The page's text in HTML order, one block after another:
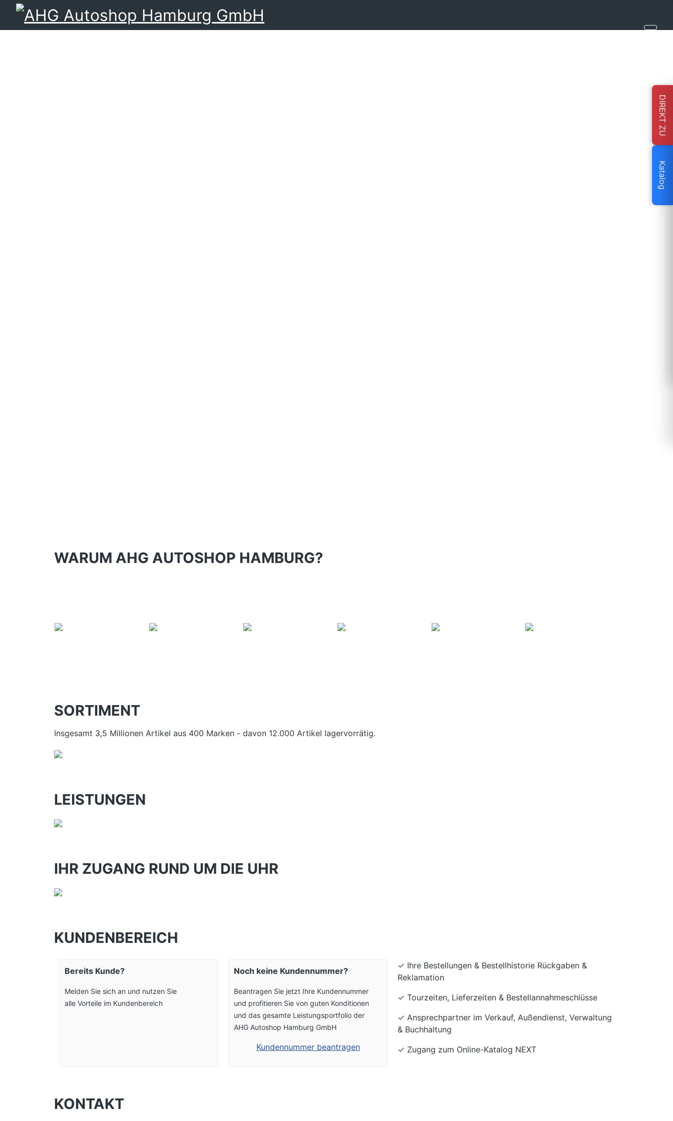
DIREKT ZU
Katalog
WARUM AHG AUTOSHOP HAMBURG?
SORTIMENT
Insgesamt 3,5 Millionen Artikel aus 400 Marken - davon 12.000 Artikel lagervorrätig.
LEISTUNGEN
IHR ZUGANG RUND UM DIE UHR
KUNDENBEREICH
Bereits Kunde?
Melden Sie sich an und nutzen Sie
alle Vorteile im Kundenbereich
Noch keine Kundennummer?
Beantragen Sie jetzt Ihre Kundennummer
und profitieren Sie von guten Konditionen
und das gesamte Leistungsportfolio der
AHG Autoshop Hamburg GmbH
Kundennummer beantragen
✓ Ihre Bestellungen & Bestellhistorie Rückgaben &
Reklamation
✓ Tourzeiten, Lieferzeiten & Bestellannahmeschlüsse
✓ Ansprechpartner im Verkauf, Außendienst, Verwaltung
& Buchhaltung
✓ Zugang zum Online-Katalog NEXT
KONTAKT